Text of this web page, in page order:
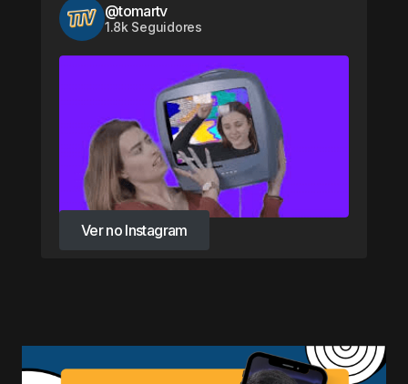
@tomartv
1.8k Seguidores
Ver no Instagram
Ver no Instagram